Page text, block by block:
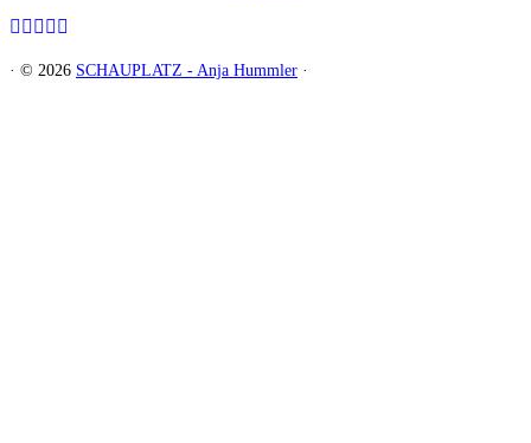
· © 2026 SCHAUPLATZ - Anja Hummler ·